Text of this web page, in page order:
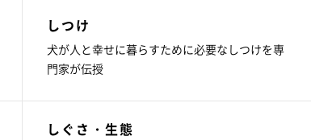
しつけ
犬が人と幸せに暮らすために必要なしつけを専
門家が伝授
しぐさ・生態